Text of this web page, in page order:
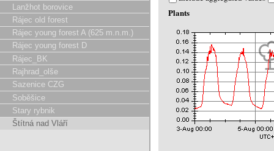
Lanžhot borovice
Rájec old forest
Rájec young forest A (625 m.n.m.)
Rájec young forest D
Rájec_BK
Rajhrad_olše
Sazenice CZG
Soběšice
Stary rybnik
Štítná nad Vláří
Plants